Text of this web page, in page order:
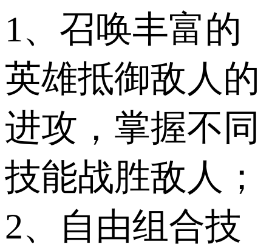
1、召唤丰富的
英雄抵御敌人的
进攻，掌握不同
技能战胜敌人；
2、自由组合技